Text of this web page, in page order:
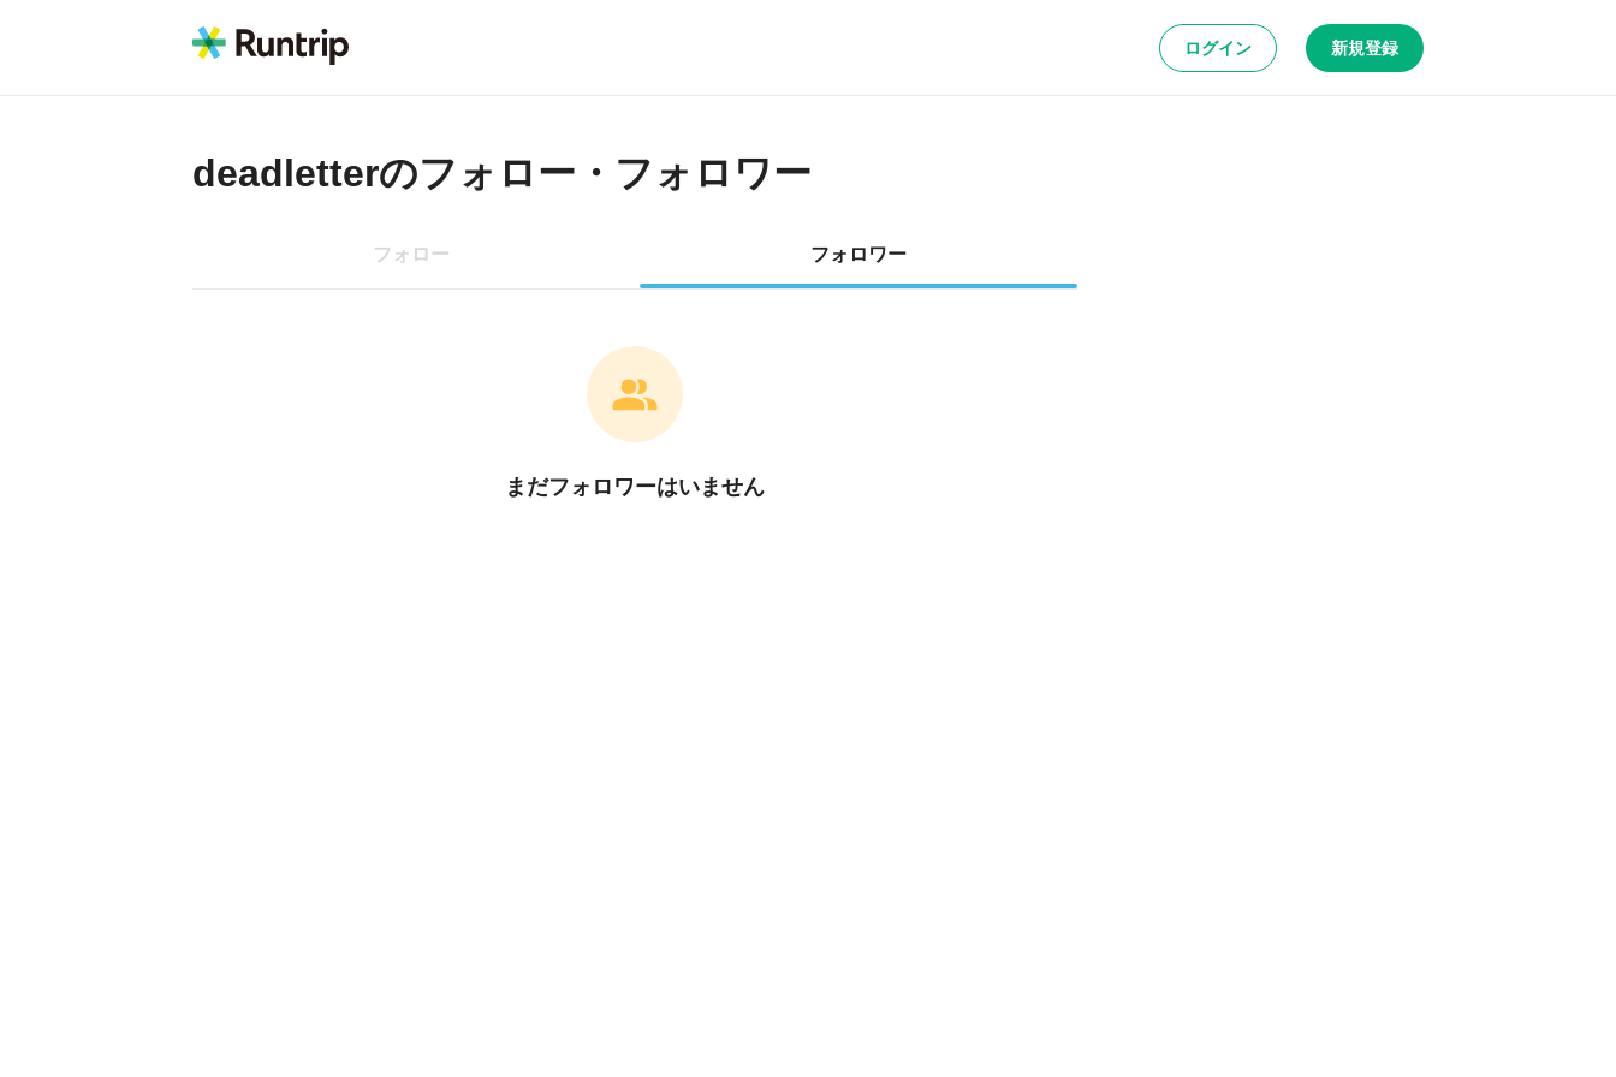
ログイン 新規登録
deadletterのフォロー・フォロワー
フォロー フォロワー
まだフォロワーはいません